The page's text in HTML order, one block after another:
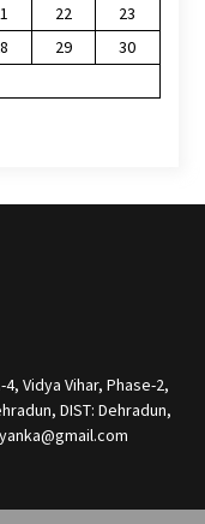
22
23
29
30
4, Vidya Vihar, Phase-2,
DIST: Dehradun,